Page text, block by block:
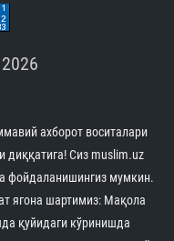
ахборот воситалари
диққатига! Сиз muslim.uz
фойдаланишингиз мумкин.
ягона шартимиз: Мақола
қуйидаги кўринишда